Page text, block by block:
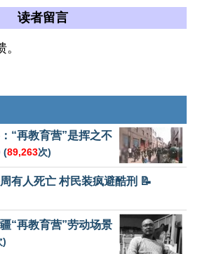
读者留言
“再教育营”是挥之不
(89,263次)
有人死亡 村民装疯避酷刑 📝
“再教育营”劳动场景
)